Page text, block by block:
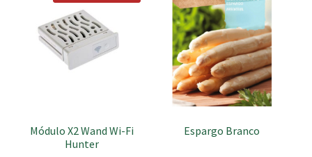
Módulo X2 Wand Wi-Fi
Hunter
Espargo Branco